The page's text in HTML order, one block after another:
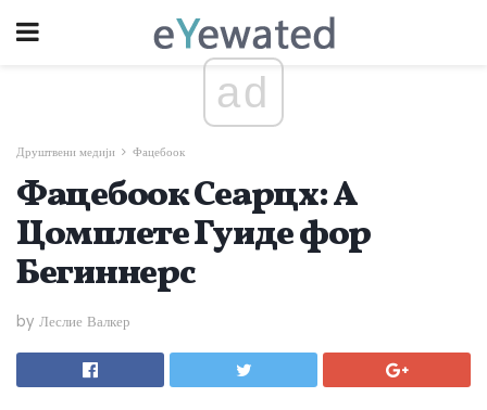
ad
Друштвени медији Фацебоок
Фацебоок Сеарцх: А
Цомплете Гуиде фор
Бегиннерс
by Леслие Валкер